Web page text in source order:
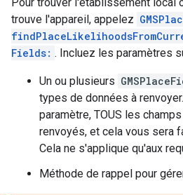
trouve l'appareil, appelez
Fields: . Incluez les paramètres
Un ou plusieurs
types de données à
paramètre, TOUS les
renvoyés, et cela vous sera
Cela ne s'applique qu'aux
Méthode de rappel pour